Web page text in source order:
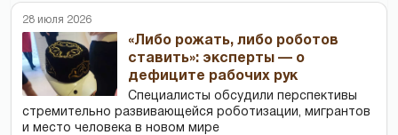
28 июля 2026
«Либо рожать, либо роботов
ставить»: эксперты — о
дефиците рабочих рук
Специалисты обсудили перспективы
стремительно развивающейся роботизации, мигрантов
и место человека в новом мире